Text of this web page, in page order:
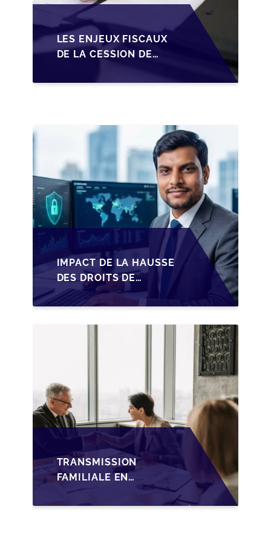
LES ENJEUX FISCAUX
DE LA CESSION DE
LES DIRIGEANTS DE
IMPACT DE LA HAUSSE
DES DROITS DE
SUCCESSION EN
WALLONIE SUR LA
TRANSMISSION
TRANSMISSION
FAMILIALE EN
WALLONIE :
NOUVELLES